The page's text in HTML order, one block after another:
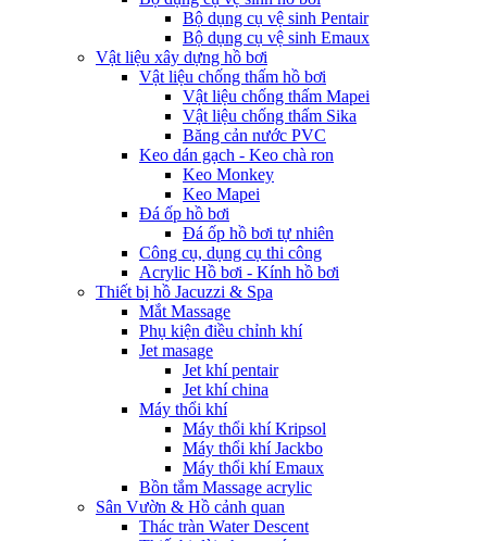
Bộ dụng cụ vệ sinh Pentair
Bộ dụng cụ vệ sinh Emaux
Vật liệu xây dựng hồ bơi
Vật liệu chống thấm hồ bơi
Vật liệu chống thấm Mapei
Vật liệu chống thấm Sika
Băng cản nước PVC
Keo dán gạch - Keo chà ron
Keo Monkey
Keo Mapei
Đá ốp hồ bơi
Đá ốp hồ bơi tự nhiên
Công cụ, dụng cụ thi công
Acrylic Hồ bơi - Kính hồ bơi
Thiết bị hồ Jacuzzi & Spa
Mắt Massage
Phụ kiện điều chỉnh khí
Jet masage
Jet khí pentair
Jet khí china
Máy thổi khí
Máy thổi khí Kripsol
Máy thổi khí Jackbo
Máy thổi khí Emaux
Bồn tắm Massage acrylic
Sân Vườn & Hồ cảnh quan
Thác tràn Water Descent